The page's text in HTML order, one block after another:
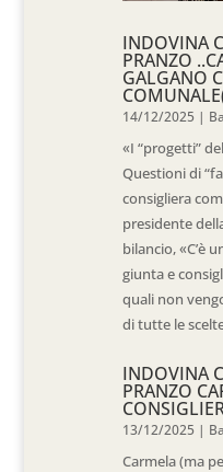
INDOVINA
PRANZO
GALGANO
14/12/2025 |
«I “progetti”
Questioni di
consigliera
presidente
bilancio, «C’è
giunta e
quali non
di tutte le
INDOVINA
PRANZO
13/12/2025 |
Carmela (ma